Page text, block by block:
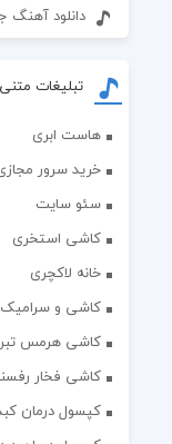
دانلود آهنگ
تبلیغات متنی
هاست ابری
خرید سرور
سئو سایت
کاشی استخری
خانه لاکچری
کاشی و سرامیک
کاشی هرمس
کاشی فخار
کپسول درمان